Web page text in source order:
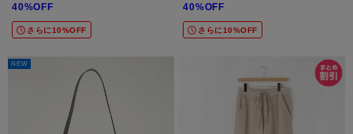
40%OFF
さらに10%OFF
40%OFF
さらに10%OFF
NEW